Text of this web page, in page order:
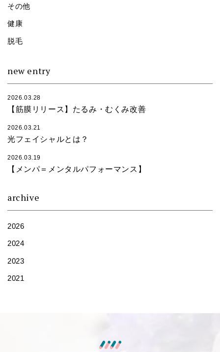
その他
健康
脱毛
new entry
2026.03.28
【筋膜リリース】たるみ・むくみ改善
2026.03.21
光フェイシャルとは？
2026.03.19
【メンパ＝メンタルパフォーマンス】
archive
2026
2024
2023
2021